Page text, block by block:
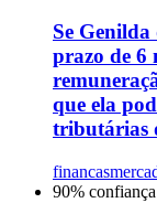
Se
prazo de 6
que ela
tributárias
financas
90% confiança